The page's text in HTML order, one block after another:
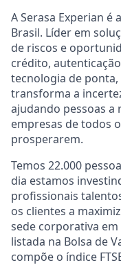
A Serasa Experian
Brasil. Líder em
de riscos e
crédito,
tecnologia de
transforma a
ajudando pessoas a
empresas de todos
prosperarem.
Temos 22.000
dia estamos
profissionais
os clientes a
sede corporativa
listada na Bolsa de
compõe o índice